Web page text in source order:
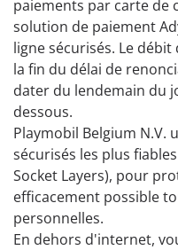
paiements par carte de
solution de paiement
ligne sécurisés. Le
la fin du délai de
dater du lendemain du
dessous.
Playmobil Belgium N.V.
sécurisés les plus
Socket Layers), pour
efficacement possible
personnelles.
En dehors d'internet,